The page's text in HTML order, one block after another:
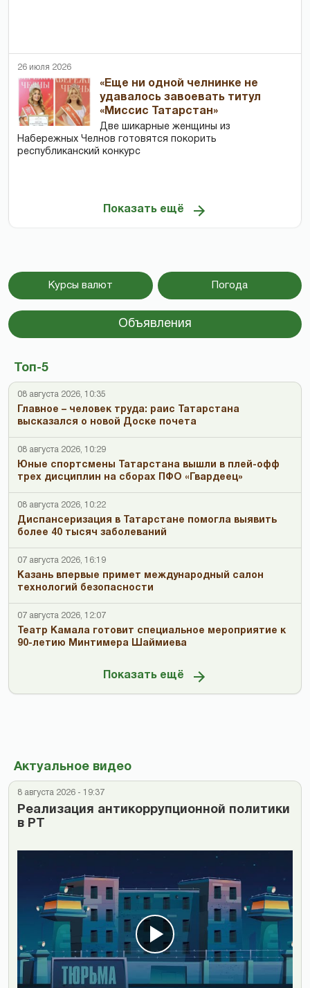
26 июля 2026
«Еще ни одной челнинке не
удавалось завоевать титул
«Миссис Татарстан»
Две шикарные женщины из
Набережных Челнов готовятся покорить
республиканский конкурс
Показать ещё
Курсы валют Погода
Объявления
Топ-5
08 августа 2026, 10:35
Главное – человек труда: раис Татарстана
высказался о новой Доске почета
08 августа 2026, 10:29
Юные спортсмены Татарстана вышли в плей-офф
трех дисциплин на сборах ПФО «Гвардеец»
08 августа 2026, 10:22
Диспансеризация в Татарстане помогла выявить
более 40 тысяч заболеваний
07 августа 2026, 16:19
Казань впервые примет международный салон
технологий безопасности
07 августа 2026, 12:07
Театр Камала готовит специальное мероприятие к
90-летию Минтимера Шаймиева
Показать ещё
Актуальное видео
8 августа 2026 - 19:37
Реализация антикоррупционной политики
в РТ